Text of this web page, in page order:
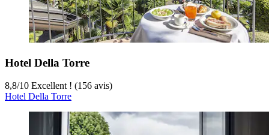
Hotel Della Torre
8,8/10 Excellent ! (156 avis)
Hotel Della Torre